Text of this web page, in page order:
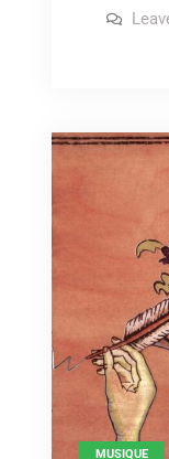
MUSIQUE